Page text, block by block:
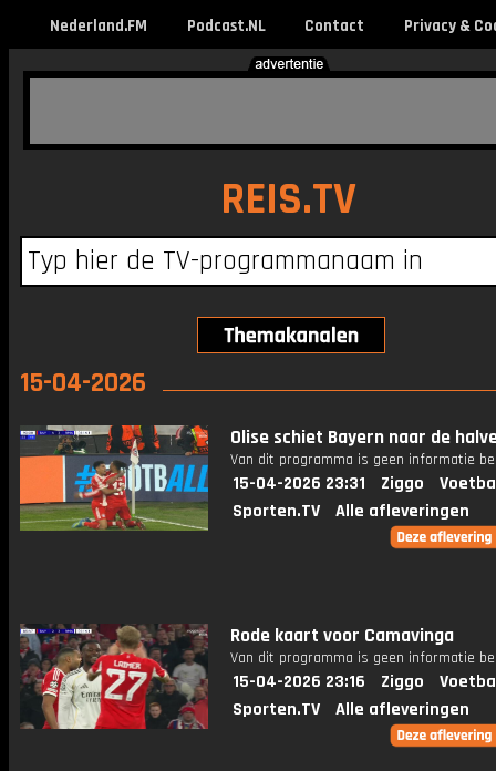
Nederland.FM Podcast.NL Contact Privacy &
REIS.TV
15-04-2026
Olise schiet Bayern naar de
Van dit programma is geen informatie
15-04-2026 23:31 Ziggo
Sporten.TV
Alle afleveringen
Rode kaart voor Camavinga
Van dit programma is geen informatie
15-04-2026 23:16 Ziggo
Sporten.TV
Alle afleveringen